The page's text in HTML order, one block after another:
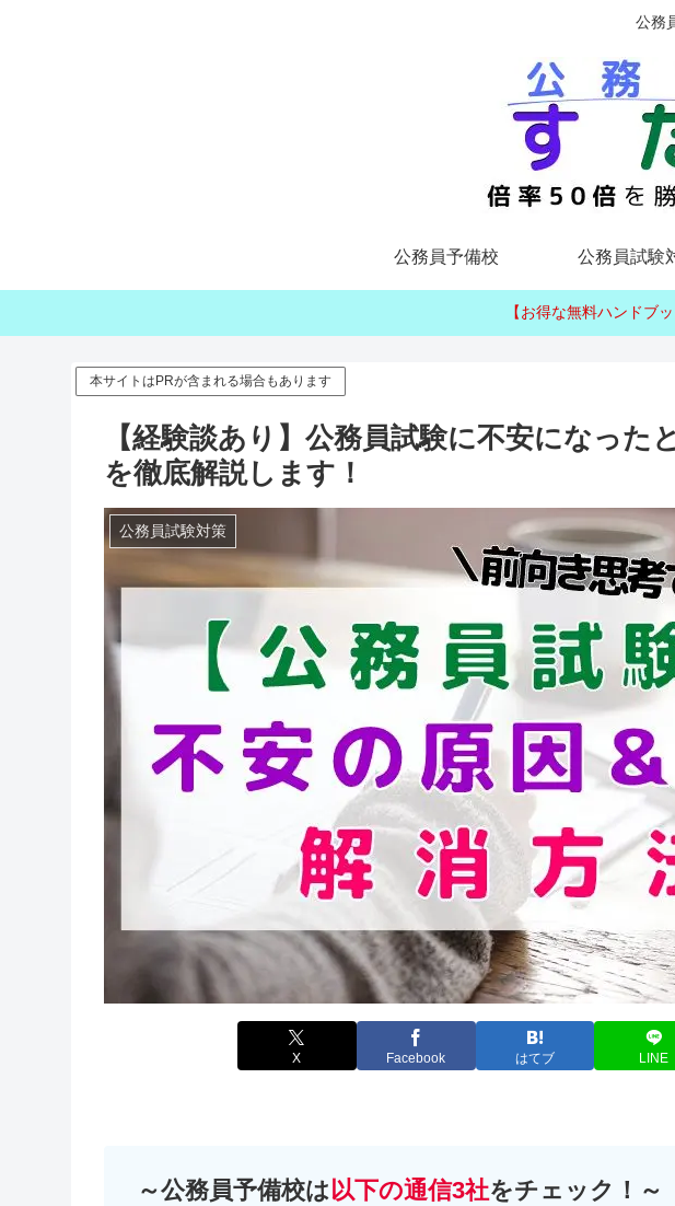
公務
公務員予備校 公務員試験
【お得な無料ハンドブ
本サイトはPRが含まれる場合もあります
【経験談あり】公務員試験に不安になった
を徹底解説します！
公務員試験対策
X Facebook はてブ LINE
～公務員予備校は以下の通信3社をチェック！～